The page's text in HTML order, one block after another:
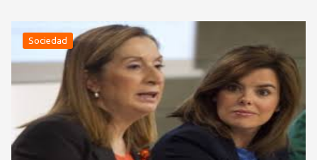
Sociedad